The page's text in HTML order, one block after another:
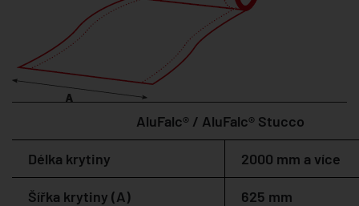
AluFalc® / AluFalc® Stucco
Délka krytiny 2000 mm a více
Šířka krytiny (A) 625 mm